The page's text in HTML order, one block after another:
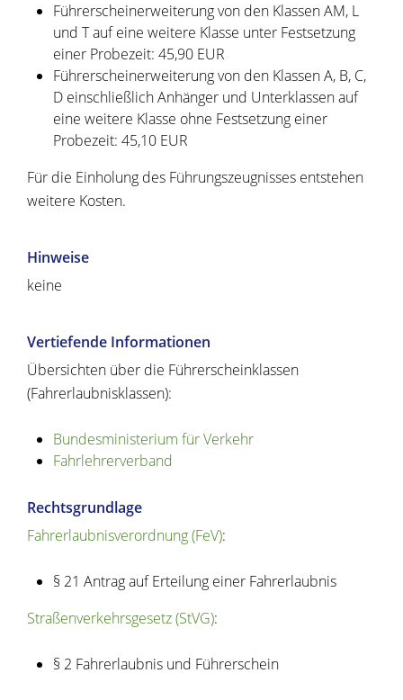
Führerscheinerweiterung von den Klassen AM, L
und T auf eine weitere Klasse unter Festsetzung
einer Probezeit: 45,90 EUR
Führerscheinerweiterung von den Klassen A, B, C,
D einschließlich Anhänger und Unterklassen auf
eine weitere Klasse ohne Festsetzung einer
Probezeit: 45,10 EUR
Für die Einholung des Führungszeugnisses entstehen
weitere Kosten.
Hinweise
keine
Vertiefende Informationen
Übersichten über die Führerscheinklassen
(Fahrerlaubnisklassen):
Bundesministerium für Verkehr
Fahrlehrerverband
Rechtsgrundlage
Fahrerlaubnisverordnung (FeV):
§ 21 Antrag auf Erteilung einer Fahrerlaubnis
Straßenverkehrsgesetz (StVG):
§ 2 Fahrerlaubnis und Führerschein